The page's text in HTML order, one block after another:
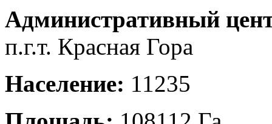
Административный
п.г.т. Красная Гора
Население: 11235